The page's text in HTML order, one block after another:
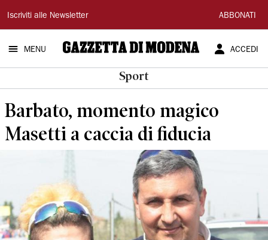
Gazzetta
di
Modena
Iscriviti alle Newsletter ABBONATI
MENU ACCEDI
Sport
Barbato, momento magico
Masetti a caccia di fiducia